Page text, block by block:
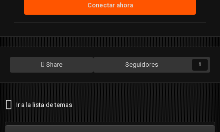
Conectar ahora
Share Seguidores 1
Ir a la lista de temas